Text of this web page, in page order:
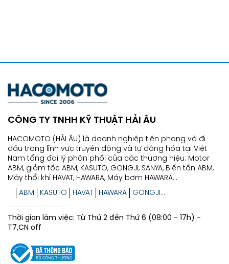
CÔNG TY TNHH KỸ THUẬT HẢI ÂU
HACOMOTO (HẢI ÂU) là doanh nghiệp tiên phong và đi
đầu trong lĩnh vực truyền động và tự động hóa tại Việt
Nam tổng đại lý phân phối của các thương hiệu: Motor
ABM, giảm tốc ABM, KASUTO, GONGJI, SANYA, Biến tần ABM,
Máy thổi khí HAVAT, HAWARA, Máy bơm HAWARA...
ABM
KASUTO HAVAT HAWARA GONGJI...
Thời gian làm việc: Từ Thứ 2 đến Thứ 6 (08:00 - 17h) -
T7,CN off